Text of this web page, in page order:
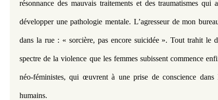
résonnance des mauvais traitements et des traumatismes qui
développer une pathologie mentale. L’agresseur de mon
dans la rue : « sorcière, pas encore suicidée ». Tout trahit le
spectre de la violence que les femmes subissent commence
néo-féministes, qui œuvrent à une prise de conscience dans
humains.